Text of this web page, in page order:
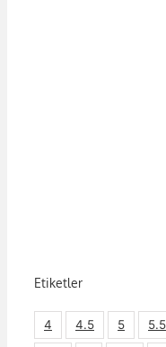
Etiketler
4 4.5 5 5.5